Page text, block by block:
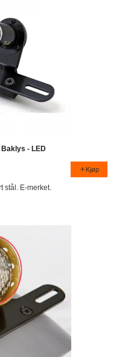
- LED
Kjøp
stål. E-merket.